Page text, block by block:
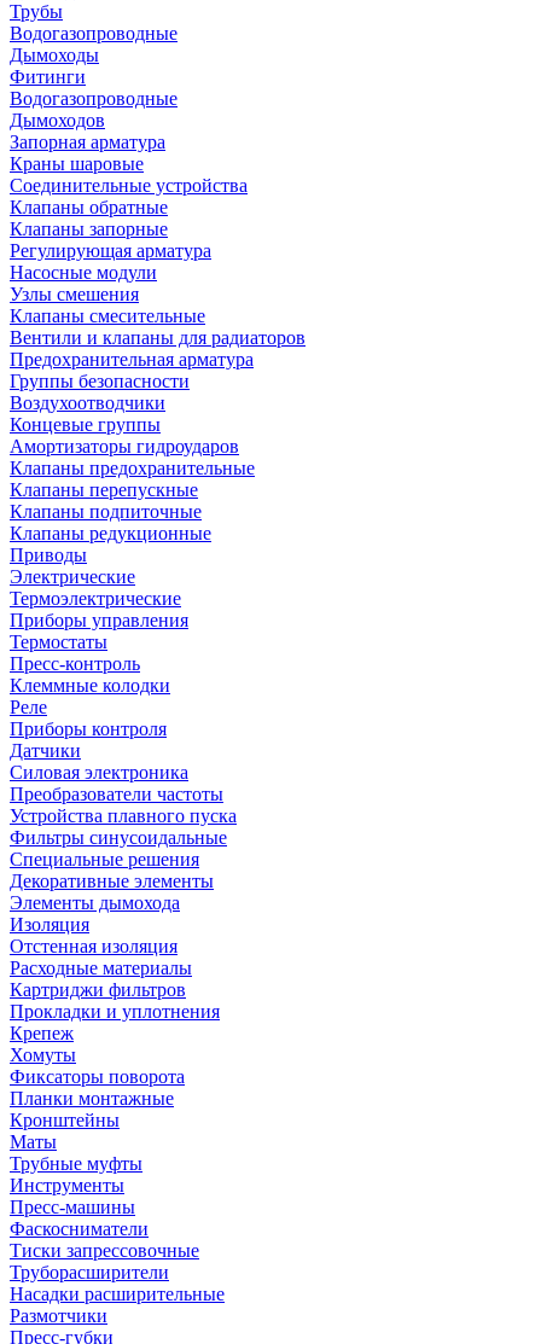
Трубы
Водогазопроводные
Дымоходы
Фитинги
Водогазопроводные
Дымоходов
Запорная арматура
Краны шаровые
Соединительные устройства
Клапаны обратные
Клапаны запорные
Регулирующая арматура
Насосные модули
Узлы смешения
Клапаны смесительные
Вентили и клапаны для радиаторов
Предохранительная арматура
Группы безопасности
Воздухоотводчики
Концевые группы
Амортизаторы гидроударов
Клапаны предохранительные
Клапаны перепускные
Клапаны подпиточные
Клапаны редукционные
Приводы
Электрические
Термоэлектрические
Приборы управления
Термостаты
Пресс-контроль
Клеммные колодки
Реле
Приборы контроля
Датчики
Силовая электроника
Преобразователи частоты
Устройства плавного пуска
Фильтры синусоидальные
Специальные решения
Декоративные элементы
Элементы дымохода
Изоляция
Отстенная изоляция
Расходные материалы
Картриджи фильтров
Прокладки и уплотнения
Крепеж
Хомуты
Фиксаторы поворота
Планки монтажные
Кронштейны
Маты
Трубные муфты
Инструменты
Пресс-машины
Фаскосниматели
Тиски запрессовочные
Труборасширители
Насадки расширительные
Размотчики
Пресс-губки